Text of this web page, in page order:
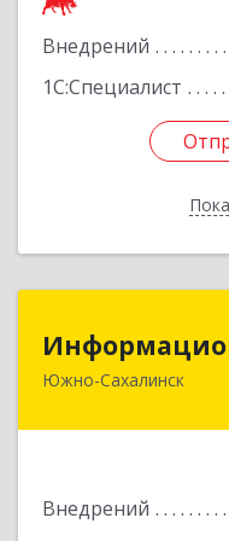
Внедрений
1С:Специалист
Южно-Сахалинск
Внедрений
693006,